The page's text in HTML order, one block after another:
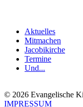
Aktuelles
Mitmachen
Jacobikirche
Termine
Und...
© 2026 Evangelische
IMPRESSUM